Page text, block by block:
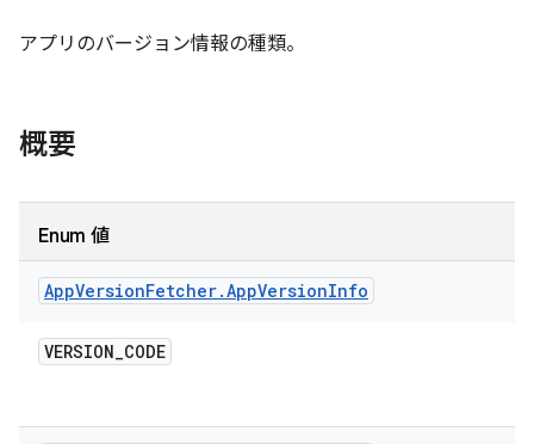
アプリのバージョン情報の種類。
概要
Enum 値
AppVersionFetcher.AppVersionInfo
VERSION_CODE